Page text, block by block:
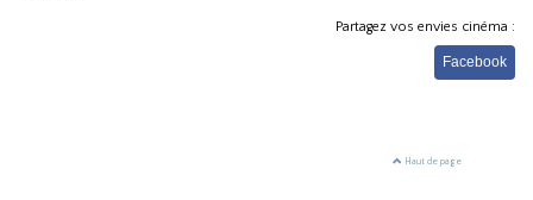
Partagez vos envies cinéma :
Facebook
Haut de page